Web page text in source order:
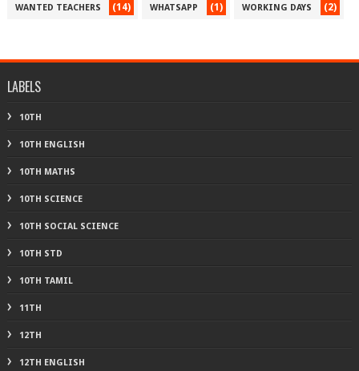
WANTED TEACHERS (14) WHATSAPP (1) WORKING DAYS (2)
LABELS
10TH
10TH ENGLISH
10TH MATHS
10TH SCIENCE
10TH SOCIAL SCIENCE
10TH STD
10TH TAMIL
11TH
12TH
12TH ENGLISH